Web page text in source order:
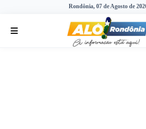
Rondônia, 07 de Agosto de